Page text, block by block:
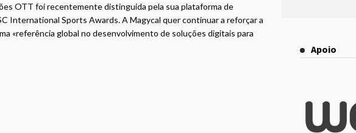
OTT foi recentemente distinguida pela sua plataforma de
International Sports Awards. A Magycal quer continuar a reforçar a
«referência global no desenvolvimento de soluções digitais para
Apoio